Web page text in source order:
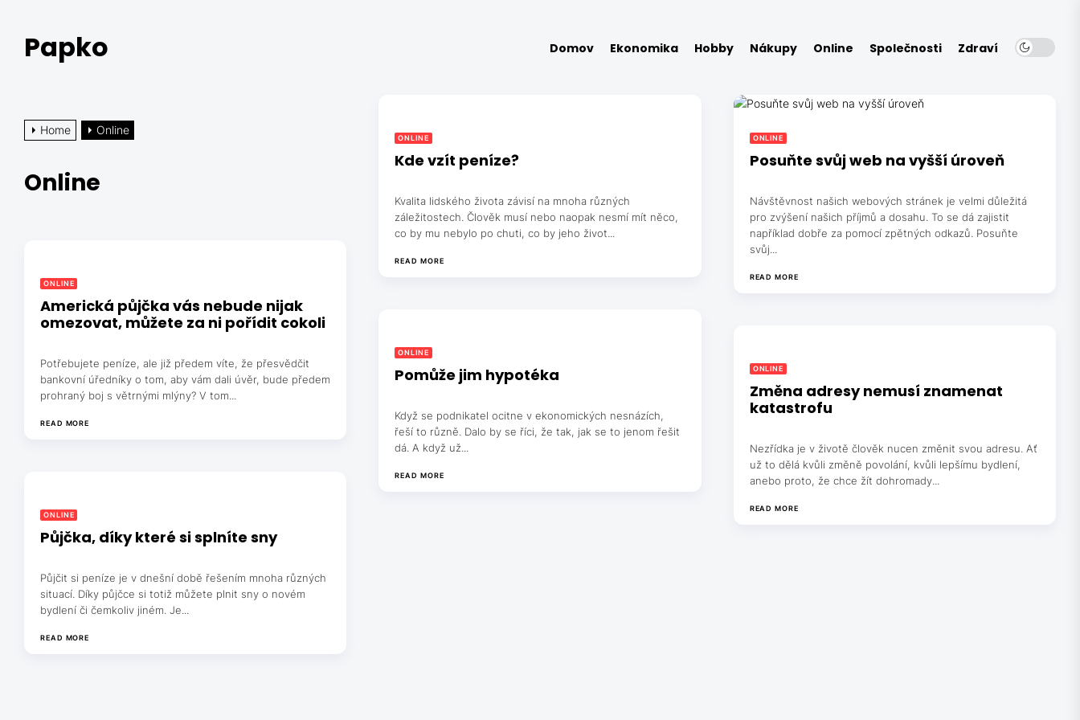
Papko Domov Ekonomika Hobby Nákupy Online Společnosti Zdraví
Home Online
Online
ONLINE
Kde vzít peníze?
Kvalita lidského života závisí na mnoha různých
záležitostech. Člověk musí nebo naopak nesmí mít něco,
co by mu nebylo po chuti, co by jeho život...
READ MORE
ONLINE
Posuňte svůj web na vyšší úroveň
Návštěvnost našich webových stránek je velmi důležitá
pro zvýšení našich příjmů a dosahu. To se dá zajistit
například dobře za pomocí zpětných odkazů. Posuňte
svůj...
READ MORE
ONLINE
Americká půjčka vás nebude nijak
omezovat, můžete za ni pořídit cokoli
Potřebujete peníze, ale již předem víte, že přesvědčit
bankovní úředníky o tom, aby vám dali úvěr, bude předem
prohraný boj s větrnými mlýny? V tom...
READ MORE
ONLINE
Pomůže jim hypotéka
Když se podnikatel ocitne v ekonomických nesnázích,
řeší to různě. Dalo by se říci, že tak, jak se to jenom řešit
dá. A když už...
READ MORE
ONLINE
Změna adresy nemusí znamenat
katastrofu
Nezřídka je v životě člověk nucen změnit svou adresu. Ať
už to dělá kvůli změně povolání, kvůli lepšímu bydlení,
anebo proto, že chce žít dohromady...
READ MORE
ONLINE
Půjčka, díky které si splníte sny
Půjčit si peníze je v dnešní době řešením mnoha různých
situací. Díky půjčce si totiž můžete plnit sny o novém
bydlení či čemkoliv jiném. Je...
READ MORE